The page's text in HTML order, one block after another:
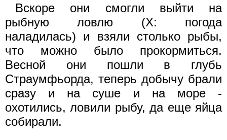
Вскоре они смогли выйти на
рыбную ловлю (X: погода
наладилась) и взяли столько рыбы,
что можно было прокормиться.
Весной они пошли в глубь
Страумфьорда, теперь добычу брали
сразу и на суше и на море -
охотились, ловили рыбу, да еще яйца
собирали.